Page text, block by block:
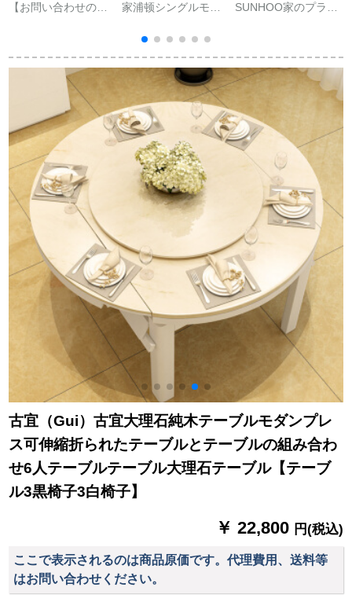
【お問い合わせのお
ルのモダンシンプレ
ルガラス食のテーブ
ルと椅子の組み合わ
せが伸縮したテーブ
ルのミニテーブルが
ホワイトタイプのテ
ーブルです。
家浦顿シングルモダ
のレジャーテーブル
と椅子の組み合わせ
カフェのミルクティ
ー店の小さいタイプ
方の円形の食卓の北
欧の売りビルのとこ
ろに4 S店がテーブル
と椅子の組み合わせ
に青い皮のテーブル
を相談します。
SUNHOO家のプライ
鉄骨ガラスの食事と
テーブルと椅子の組
み合わせです。テー
ブルの4つの椅子は15
K 1テーブルの6つの
椅子があります。
古宜（Gui）古宜大理石純木テーブルモダンプレ
ス可伸縮折られたテーブルとテーブルの組み合わ
せ6人テーブルテーブル大理石テーブル【テーブ
ル3黒椅子3白椅子】
￥ 22,800 円(税込)
ここで表示されるのは商品原価です。代理費用、送料等
はお問い合わせください。